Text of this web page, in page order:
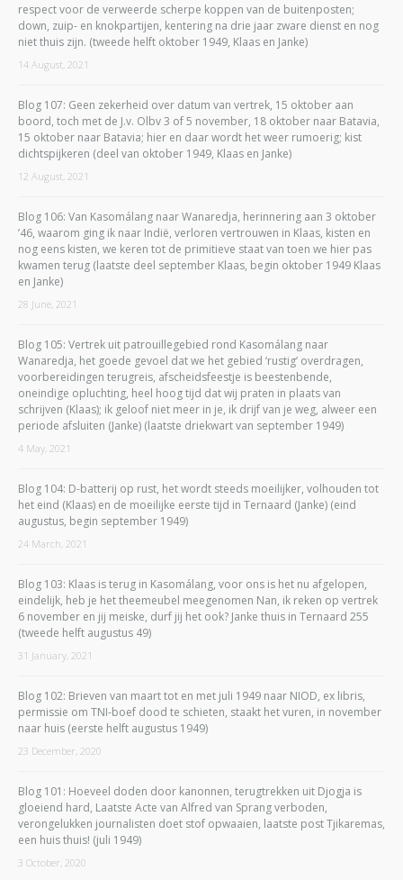
respect voor de verweerde scherpe koppen van de buitenposten;
down, zuip- en knokpartijen, kentering na drie jaar zware dienst en nog
niet thuis zijn. (tweede helft oktober 1949, Klaas en Janke)
14 August, 2021
Blog 107: Geen zekerheid over datum van vertrek, 15 oktober aan
boord, toch met de J.v. Olbv 3 of 5 november, 18 oktober naar Batavia,
15 oktober naar Batavia; hier en daar wordt het weer rumoerig; kist
dichtspijkeren (deel van oktober 1949, Klaas en Janke)
12 August, 2021
Blog 106: Van Kasomálang naar Wanaredja, herinnering aan 3 oktober
’46, waarom ging ik naar Indië, verloren vertrouwen in Klaas, kisten en
nog eens kisten, we keren tot de primitieve staat van toen we hier pas
kwamen terug (laatste deel september Klaas, begin oktober 1949 Klaas
en Janke)
28 June, 2021
Blog 105: Vertrek uit patrouillegebied rond Kasomálang naar
Wanaredja, het goede gevoel dat we het gebied ‘rustig’ overdragen,
voorbereidingen terugreis, afscheidsfeestje is beestenbende,
oneindige opluchting, heel hoog tijd dat wij praten in plaats van
schrijven (Klaas); ik geloof niet meer in je, ik drijf van je weg, alweer een
periode afsluiten (Janke) (laatste driekwart van september 1949)
4 May, 2021
Blog 104: D-batterij op rust, het wordt steeds moeilijker, volhouden tot
het eind (Klaas) en de moeilijke eerste tijd in Ternaard (Janke) (eind
augustus, begin september 1949)
24 March, 2021
Blog 103: Klaas is terug in Kasomálang, voor ons is het nu afgelopen,
eindelijk, heb je het theemeubel meegenomen Nan, ik reken op vertrek
6 november en jij meiske, durf jij het ook? Janke thuis in Ternaard 255
(tweede helft augustus 49)
31 January, 2021
Blog 102: Brieven van maart tot en met juli 1949 naar NIOD, ex libris,
permissie om TNI-boef dood te schieten, staakt het vuren, in november
naar huis (eerste helft augustus 1949)
23 December, 2020
Blog 101: Hoeveel doden door kanonnen, terugtrekken uit Djogja is
gloeiend hard, Laatste Acte van Alfred van Sprang verboden,
verongelukken journalisten doet stof opwaaien, laatste post Tjikaremas,
een huis thuis! (juli 1949)
3 October, 2020